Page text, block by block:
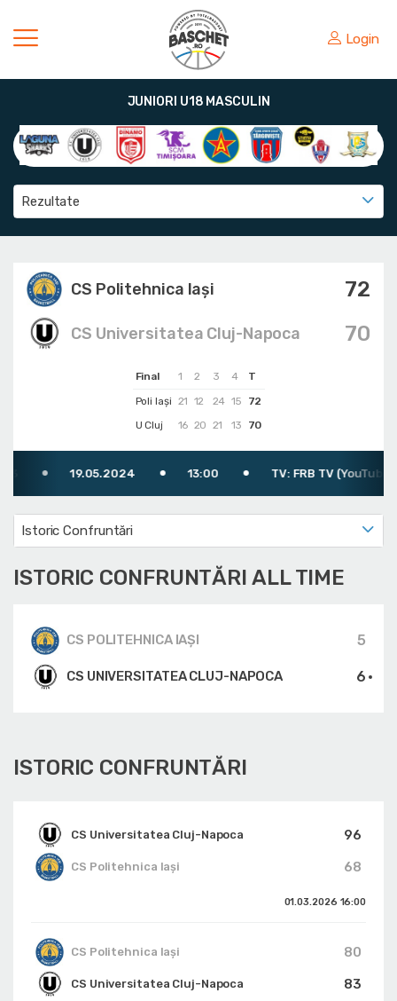
Login
JUNIORI U18 MASCULIN
Rezultate
CS Politehnica Iași 72
Final 1 2 3 4
T
Poli Iași 21 12 24 15
72
U Cluj
16 20 21 13 70
70
CS Universitatea Cluj-Napoca
19.05.2024 13:00 TV: FRB TV (YouTube)
Istoric Confruntări
ISTORIC CONFRUNTĂRI ALL TIME
CS POLITEHNICA IAȘI 5
6
CS UNIVERSITATEA CLUJ-NAPOCA
ISTORIC CONFRUNTĂRI
CS Universitatea Cluj-Napoca
96
68
CS Politehnica Iași
01.03.2026 16:00
CS Politehnica Iași
80
83
CS Universitatea Cluj-Napoca